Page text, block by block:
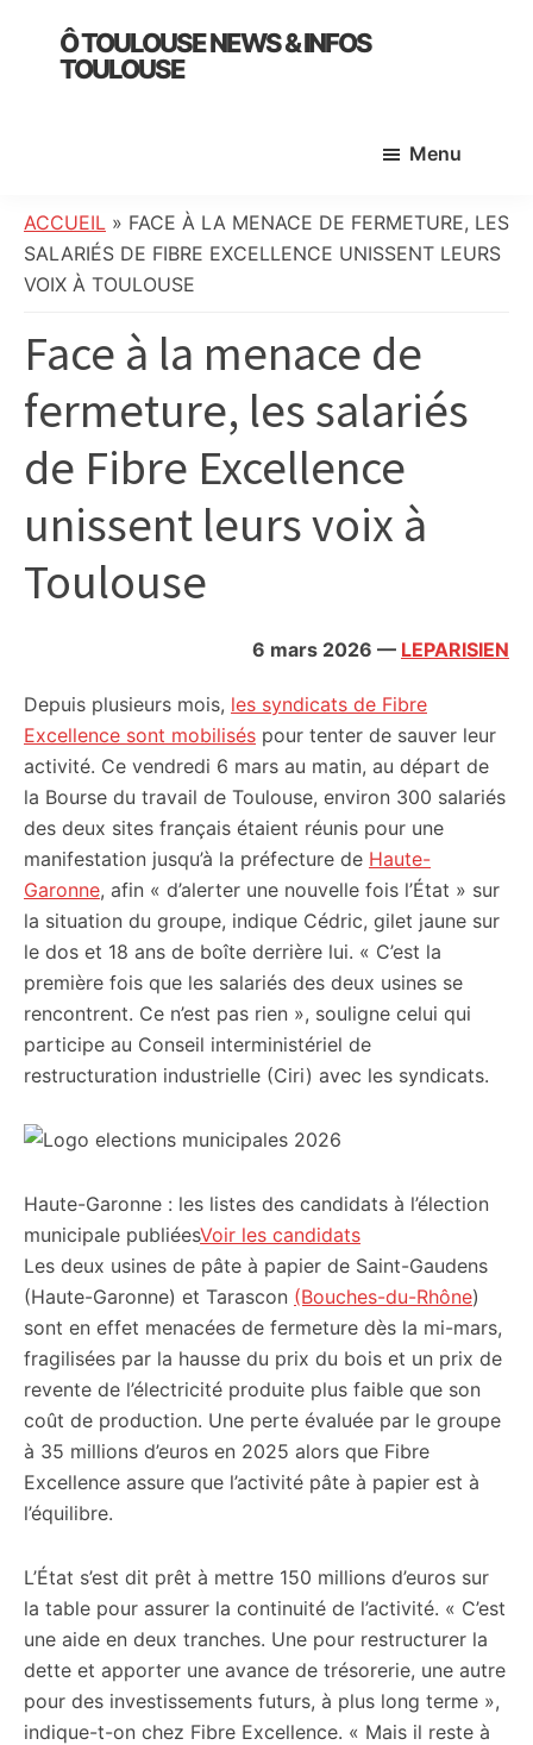
primary
Ô TOULOUSE NEWS & INFOS
TOULOUSE
:
info
locale,
culture,
politique,
météo,
divers
initiatives
citoyennes
Menu
ACCUEIL » FACE À LA MENACE DE FERMETURE, LES
SALARIÉS DE FIBRE EXCELLENCE UNISSENT LEURS
VOIX À TOULOUSE
Face à la menace de
fermeture, les salariés
de Fibre Excellence
unissent leurs voix à
Toulouse
6 mars 2026 — LEPARISIEN
Depuis plusieurs mois, les syndicats de Fibre
Excellence sont mobilisés pour tenter de sauver leur
activité. Ce vendredi 6 mars au matin, au départ de
la Bourse du travail de Toulouse, environ 300 salariés
des deux sites français étaient réunis pour une
manifestation jusqu’à la préfecture de Haute-
Garonne, afin « d’alerter une nouvelle fois l’État » sur
la situation du groupe, indique Cédric, gilet jaune sur
le dos et 18 ans de boîte derrière lui. « C’est la
première fois que les salariés des deux usines se
rencontrent. Ce n’est pas rien », souligne celui qui
participe au Conseil interministériel de
restructuration industrielle (Ciri) avec les syndicats.
Haute-Garonne : les listes des candidats à l’élection
municipale publiéesVoir les candidats
Les deux usines de pâte à papier de Saint-Gaudens
(Haute-Garonne) et Tarascon (Bouches-du-Rhône)
sont en effet menacées de fermeture dès la mi-mars,
fragilisées par la hausse du prix du bois et un prix de
revente de l’électricité produite plus faible que son
coût de production. Une perte évaluée par le groupe
à 35 millions d’euros en 2025 alors que Fibre
Excellence assure que l’activité pâte à papier est à
l’équilibre.
L’État s’est dit prêt à mettre 150 millions d’euros sur
la table pour assurer la continuité de l’activité. « C’est
une aide en deux tranches. Une pour restructurer la
dette et apporter une avance de trésorerie, une autre
pour des investissements futurs, à plus long terme »,
indique-t-on chez Fibre Excellence. « Mais il reste à